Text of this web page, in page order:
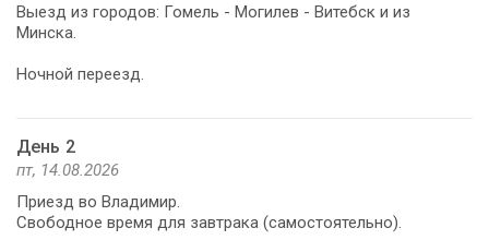
Выезд из городов: Гомель - Могилев - Витебск и из
Минска.
Ночной переезд.
День 2
пт, 14.08.2026
Приезд во Владимир.
Свободное время для завтрака (самостоятельно).